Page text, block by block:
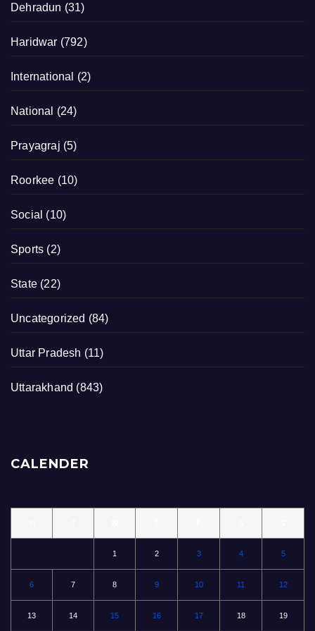
Dehradun (31)
Haridwar (792)
International (2)
National (24)
Prayagraj (5)
Roorkee (10)
Social (10)
Sports (2)
State (22)
Uncategorized (84)
Uttar Pradesh (11)
Uttarakhand (843)
CALENDER
1 2 3 4 5
6 7 8 9 10 11 12
13 14 15 16 17 18 19